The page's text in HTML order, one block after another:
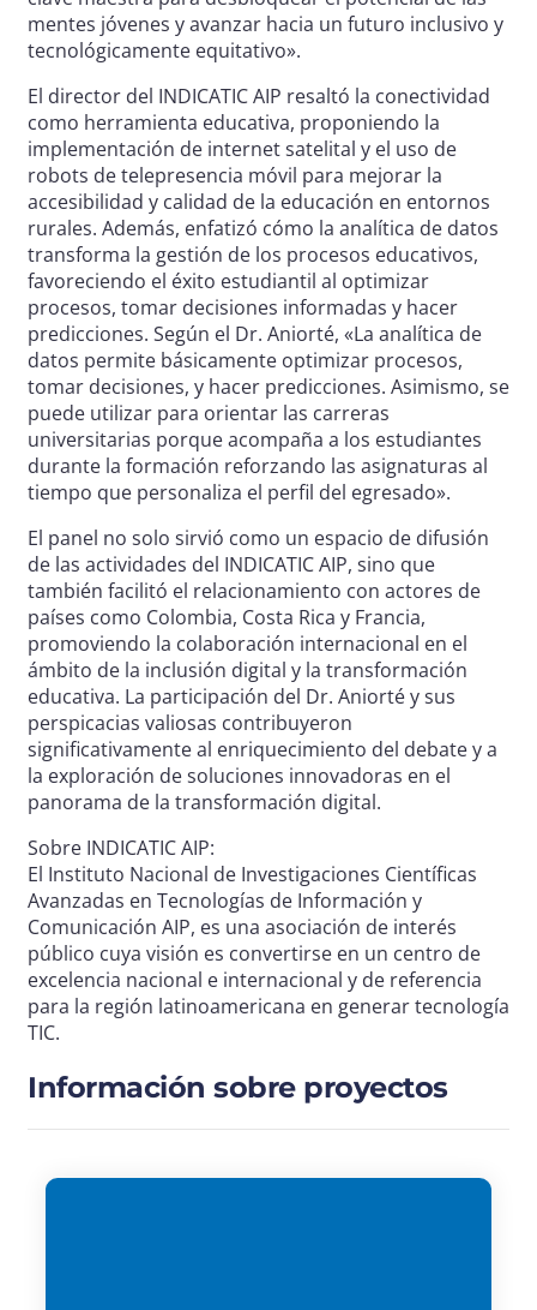
mentes jóvenes y avanzar hacia un futuro inclusivo y
tecnológicamente equitativo».
El director del INDICATIC AIP resaltó la conectividad
como herramienta educativa, proponiendo la
implementación de internet satelital y el uso de
robots de telepresencia móvil para mejorar la
accesibilidad y calidad de la educación en entornos
rurales. Además, enfatizó cómo la analítica de datos
transforma la gestión de los procesos educativos,
favoreciendo el éxito estudiantil al optimizar
procesos, tomar decisiones informadas y hacer
predicciones. Según el Dr. Aniorté, «La analítica de
datos permite básicamente optimizar procesos,
tomar decisiones, y hacer predicciones. Asimismo, se
puede utilizar para orientar las carreras
universitarias porque acompaña a los estudiantes
durante la formación reforzando las asignaturas al
tiempo que personaliza el perfil del egresado».
El panel no solo sirvió como un espacio de difusión
de las actividades del INDICATIC AIP, sino que
también facilitó el relacionamiento con actores de
países como Colombia, Costa Rica y Francia,
promoviendo la colaboración internacional en el
ámbito de la inclusión digital y la transformación
educativa. La participación del Dr. Aniorté y sus
perspicacias valiosas contribuyeron
significativamente al enriquecimiento del debate y a
la exploración de soluciones innovadoras en el
panorama de la transformación digital.
Sobre INDICATIC AIP:
El Instituto Nacional de Investigaciones Científicas
Avanzadas en Tecnologías de Información y
Comunicación AIP, es una asociación de interés
público cuya visión es convertirse en un centro de
excelencia nacional e internacional y de referencia
para la región latinoamericana en generar tecnología
TIC.
Información sobre proyectos